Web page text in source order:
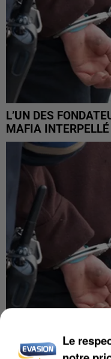
L’UN DES
MAFIA
UN SECOND
Le